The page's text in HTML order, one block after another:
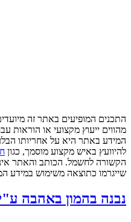
התכנים המופיעים באתר זה
מהווים ייעוץ מקצועי או הוראות
המידע באתר היא על אחריותו
להיוועץ באיש מקצוע מוסמך, כגון
הקשורה לחשמל. הכותב והאתר
שייגרמו כתוצאה משימוש במידע
נבנה בהמון באהבה